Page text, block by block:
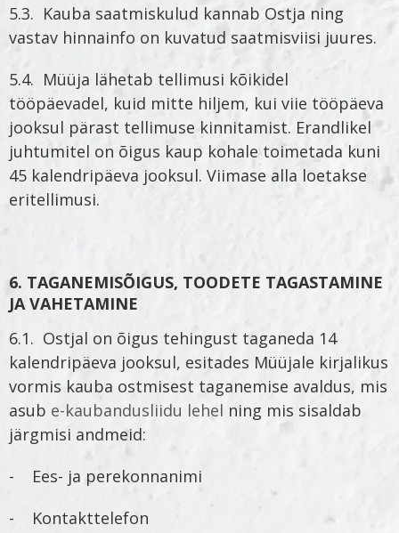
5.3. Kauba saatmiskulud kannab Ostja ning
vastav hinnainfo on kuvatud saatmisviisi juures.
5.4. Müüja lähetab tellimusi kõikidel
tööpäevadel, kuid mitte hiljem, kui viie tööpäeva
jooksul pärast tellimuse kinnitamist. Erandlikel
juhtumitel on õigus kaup kohale toimetada kuni
45 kalendripäeva jooksul. Viimase alla loetakse
eritellimusi.
6. TAGANEMISÕIGUS, TOODETE TAGASTAMINE
JA VAHETAMINE
6.1. Ostjal on õigus tehingust taganeda 14
kalendripäeva jooksul, esitades Müüjale kirjalikus
vormis kauba ostmisest taganemise avaldus, mis
asub e-kaubandusliidu lehel ning mis sisaldab
järgmisi andmeid:
- Ees- ja perekonnanimi
- Kontakttelefon